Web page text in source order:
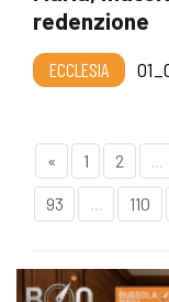
redenzione
ECCLESIA
« 1 2 ...
93 ... 110